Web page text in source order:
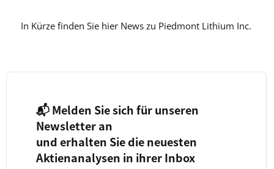
In Kürze finden Sie hier News zu Piedmont Lithium Inc.
📬 Melden Sie sich für unseren
Newsletter an
und erhalten Sie die neuesten
Aktienanalysen in ihrer Inbox